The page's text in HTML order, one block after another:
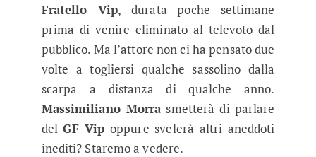
Fratello Vip, durata poche settimane
prima di venire eliminato al televoto dal
pubblico. Ma l’attore non ci ha pensato due
volte a togliersi qualche sassolino dalla
scarpa a distanza di qualche anno.
Massimiliano Morrasmetterà di parlare
delGF Vip oppure svelerà altri aneddoti
inediti? Staremo a vedere.